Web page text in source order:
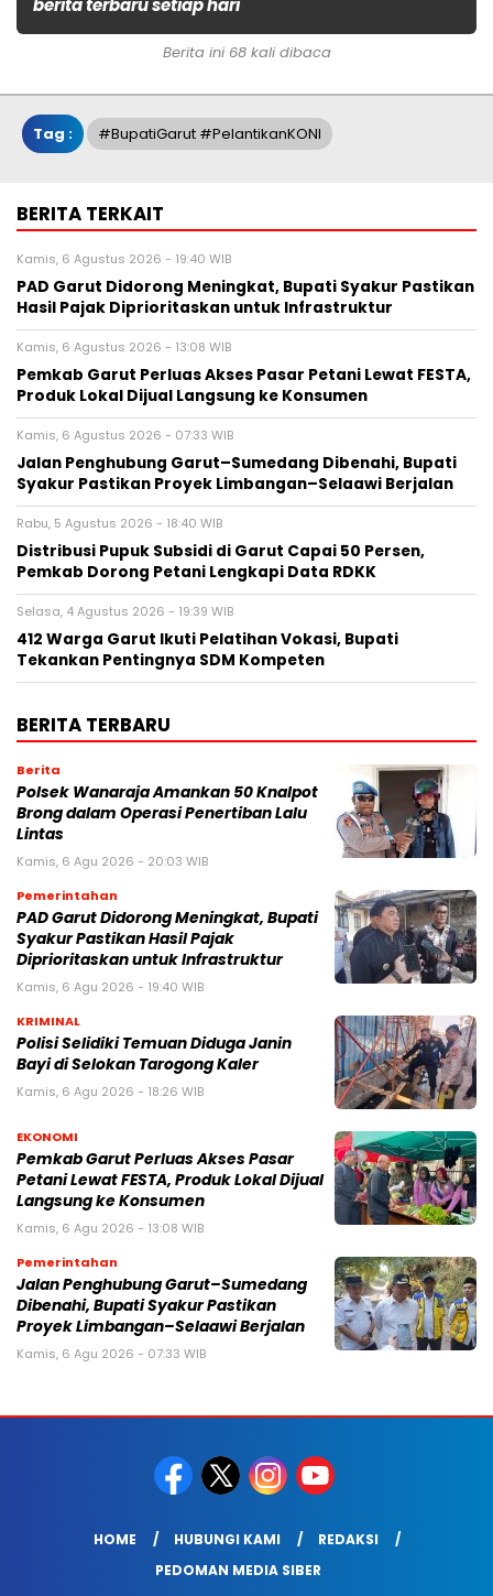
berita terbaru setiap hari
Berita ini 68 kali dibaca
Tag : #BupatiGarut #PelantikanKONI
BERITA TERKAIT
Kamis, 6 Agustus 2026 - 19:40 WIB
PAD Garut Didorong Meningkat, Bupati Syakur Pastikan
Hasil Pajak Diprioritaskan untuk Infrastruktur
Kamis, 6 Agustus 2026 - 13:08 WIB
Pemkab Garut Perluas Akses Pasar Petani Lewat FESTA,
Produk Lokal Dijual Langsung ke Konsumen
Kamis, 6 Agustus 2026 - 07:33 WIB
Jalan Penghubung Garut–Sumedang Dibenahi, Bupati
Syakur Pastikan Proyek Limbangan–Selaawi Berjalan
Rabu, 5 Agustus 2026 - 18:40 WIB
Distribusi Pupuk Subsidi di Garut Capai 50 Persen,
Pemkab Dorong Petani Lengkapi Data RDKK
Selasa, 4 Agustus 2026 - 19:39 WIB
412 Warga Garut Ikuti Pelatihan Vokasi, Bupati
Tekankan Pentingnya SDM Kompeten
BERITA TERBARU
Berita
Polsek Wanaraja Amankan 50 Knalpot
Brong dalam Operasi Penertiban Lalu
Lintas
Kamis, 6 Agu 2026 - 20:03 WIB
Pemerintahan
PAD Garut Didorong Meningkat, Bupati
Syakur Pastikan Hasil Pajak
Diprioritaskan untuk Infrastruktur
Kamis, 6 Agu 2026 - 19:40 WIB
KRIMINAL
Polisi Selidiki Temuan Diduga Janin
Bayi di Selokan Tarogong Kaler
Kamis, 6 Agu 2026 - 18:26 WIB
EKONOMI
Pemkab Garut Perluas Akses Pasar
Petani Lewat FESTA, Produk Lokal Dijual
Langsung ke Konsumen
Kamis, 6 Agu 2026 - 13:08 WIB
Pemerintahan
Jalan Penghubung Garut–Sumedang
Dibenahi, Bupati Syakur Pastikan
Proyek Limbangan–Selaawi Berjalan
Kamis, 6 Agu 2026 - 07:33 WIB
HOME HUBUNGI KAMI
REDAKSI
PEDOMAN MEDIA SIBER